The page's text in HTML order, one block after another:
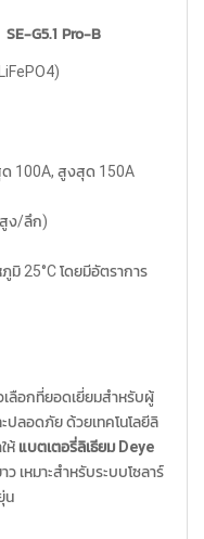
SE-G5.1 Pro-B
100A, สูงสุด 150A
สูง/ลึก)
มิ 25°C โดยมีอัตราการ
เลือกที่ยอดเยี่ยมสำหรับผู้
ลอดภัย ด้วยเทคโนโลยีลิ
ห้ แบตเตอรี่ลิเธียม Deye
ว เหมาะสำหรับระบบโซลาร์
น